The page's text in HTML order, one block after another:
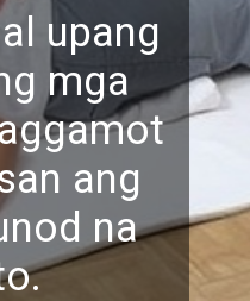
upang
mga
ang
na